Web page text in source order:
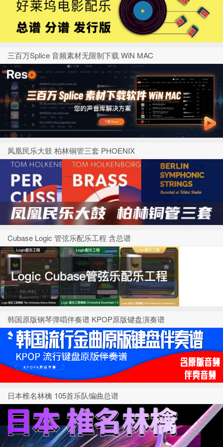
三百万Splice 音频素材无限制下载 WiN MAC
凤凰民乐大鼓 柏林铜管三套 PHOENIX
Cubase Logic 管弦乐配乐工程 含总谱
韩国原版钢琴弹唱伴奏谱 KPOP原版键盘演奏谱
日本椎名林檎 105首乐队编曲总谱